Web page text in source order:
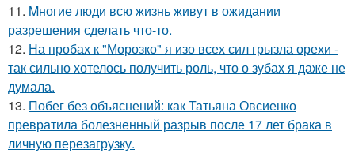
11. Mногие люди всю жизнь живут в ожидании
разрешения сделать что-то.
12. На пробах к "Морозко" я изо всех сил грызла орехи -
так сильно хотелось получить роль, что о зубах я даже не
думала.
13. Побег без объяснений: как Татьяна Овсиенко
превратила болезненный разрыв после 17 лет брака в
личную перезагрузку.